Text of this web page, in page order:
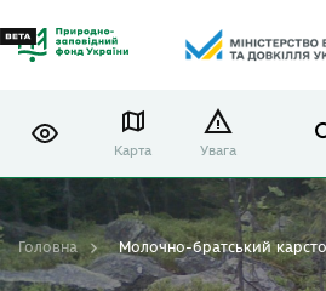
Карта Увага
Головна Молочно-братський